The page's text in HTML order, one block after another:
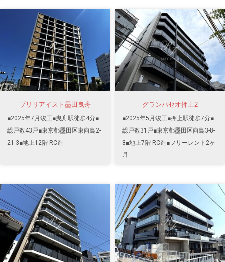
ブリリアイスト墨田曳舟
■2025年7月竣工■曳舟駅徒歩4分■
総戸数43戸■東京都墨田区東向島2-
21-3■地上12階 RC造
グランパセオ押上2
■2025年5月竣工■押上駅徒歩7分■
総戸数31戸■東京都墨田区向島3-8-
8■地上7階 RC造■フリーレント2ヶ
月